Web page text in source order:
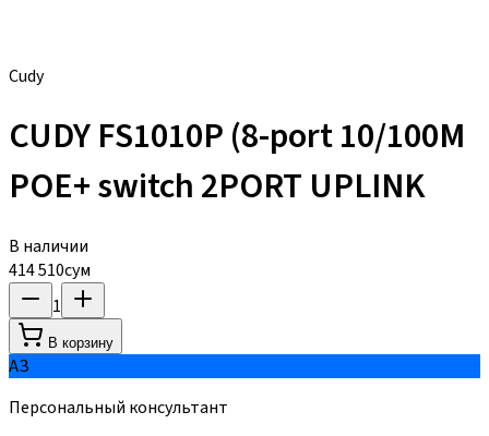
Cudy
CUDY FS1010P (8-port 10/100M
POE+ switch 2PORT UPLINK
В наличии
414 510сум
1
В корзину
АЗ
Персональный консультант